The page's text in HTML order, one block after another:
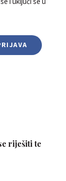
riješiti te